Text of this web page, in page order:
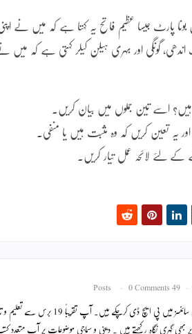
پارٹ جیسا عظیم فاتح یہ کہتا ہے کہ میں نے
گونگی اور بہری ہیلن کیلر کہتی ہے کہ میں نے
اسے تین جملوں میں بیان کریں۔
یہ تعین کریں کہ وہ مثبت ہیں یا منفی۔
کے لئے لائحہ عمل تیار کریں۔
49 Posts
0 Comments
ڈاکٹر محمد عقیل سوشل
بھی گہری نگاہ رکھتے ہیں ۔ دینی و سماجی موضوعات پر آپ متعدد